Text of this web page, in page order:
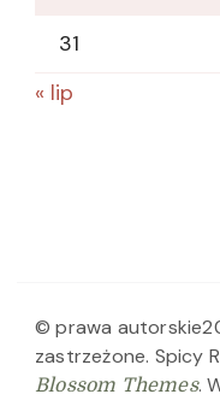
31
« lip
© prawa
zastrzeżone. Spicy
Blossom Themes.